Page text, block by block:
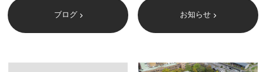
企業向け出張撮影
貸⾐装
ブログ お知らせ